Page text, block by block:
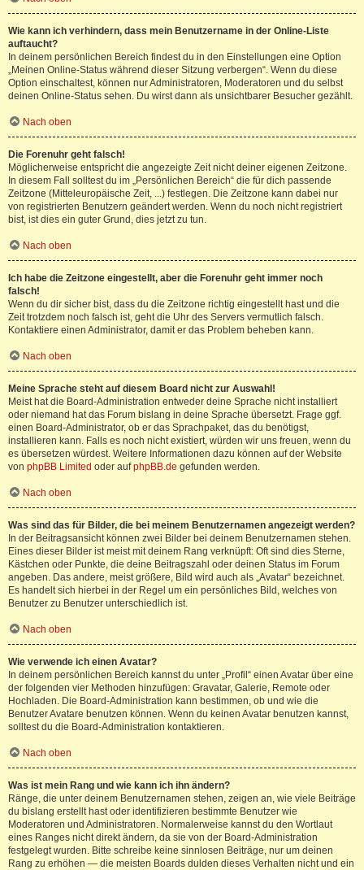
Wie kann ich verhindern, dass mein Benutzername in der Online-Liste
auftaucht?
In deinem persönlichen Bereich findest du in den Einstellungen eine Option
„Meinen Online-Status während dieser Sitzung verbergen“. Wenn du diese
Option einschaltest, können nur Administratoren, Moderatoren und du selbst
deinen Online-Status sehen. Du wirst dann als unsichtbarer Besucher gezählt.
Nach oben
Die Forenuhr geht falsch!
Möglicherweise entspricht die angezeigte Zeit nicht deiner eigenen Zeitzone.
In diesem Fall solltest du im „Persönlichen Bereich“ die für dich passende
Zeitzone (Mitteleuropäische Zeit, ...) festlegen. Die Zeitzone kann dabei nur
von registrierten Benutzern geändert werden. Wenn du noch nicht registriert
bist, ist dies ein guter Grund, dies jetzt zu tun.
Nach oben
Ich habe die Zeitzone eingestellt, aber die Forenuhr geht immer noch
falsch!
Wenn du dir sicher bist, dass du die Zeitzone richtig eingestellt hast und die
Zeit trotzdem noch falsch ist, geht die Uhr des Servers vermutlich falsch.
Kontaktiere einen Administrator, damit er das Problem beheben kann.
Nach oben
Meine Sprache steht auf diesem Board nicht zur Auswahl!
Meist hat die Board-Administration entweder deine Sprache nicht installiert
oder niemand hat das Forum bislang in deine Sprache übersetzt. Frage ggf.
einen Board-Administrator, ob er das Sprachpaket, das du benötigst,
installieren kann. Falls es noch nicht existiert, würden wir uns freuen, wenn du
es übersetzen würdest. Weitere Informationen dazu können auf der Website
von phpBB Limited oder aufphpBB.de gefunden werden.
Nach oben
Was sind das für Bilder, die bei meinem Benutzernamen angezeigt werden?
In der Beitragsansicht können zwei Bilder bei deinem Benutzernamen stehen.
Eines dieser Bilder ist meist mit deinem Rang verknüpft: Oft sind dies Sterne,
Kästchen oder Punkte, die deine Beitragszahl oder deinen Status im Forum
angeben. Das andere, meist größere, Bild wird auch als „Avatar“ bezeichnet.
Es handelt sich hierbei in der Regel um ein persönliches Bild, welches von
Benutzer zu Benutzer unterschiedlich ist.
Nach oben
Wie verwende ich einen Avatar?
In deinem persönlichen Bereich kannst du unter „Profil“ einen Avatar über eine
der folgenden vier Methoden hinzufügen: Gravatar, Galerie, Remote oder
Hochladen. Die Board-Administration kann bestimmen, ob und wie die
Benutzer Avatare benutzen können. Wenn du keinen Avatar benutzen kannst,
solltest du die Board-Administration kontaktieren.
Nach oben
Was ist mein Rang und wie kann ich ihn ändern?
Ränge, die unter deinem Benutzernamen stehen, zeigen an, wie viele Beiträge
du bislang erstellt hast oder identifizieren bestimmte Benutzer wie
Moderatoren und Administratoren. Normalerweise kannst du den Wortlaut
eines Ranges nicht direkt ändern, da sie von der Board-Administration
festgelegt wurden. Bitte schreibe keine sinnlosen Beiträge, nur um deinen
Rang zu erhöhen — die meisten Boards dulden dieses Verhalten nicht und ein